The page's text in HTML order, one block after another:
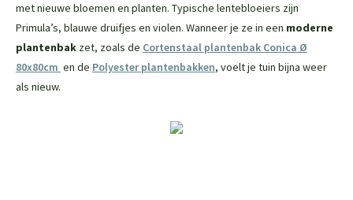
met nieuwe bloemen en planten. Typische lentebloeiers zijn
Primula’s, blauwe druifjes en violen. Wanneer je ze in een moderne
plantenbak zet, zoals de Cortenstaal plantenbak Conica Ø
80x80cm en de Polyester plantenbakken, voelt je tuin bijna weer
als nieuw.